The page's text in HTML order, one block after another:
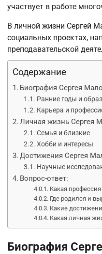
участвует в работе
В личной жизни Сергей
социальных проектах,
преподавательской
Содержание
Биография Сергея
Ранние годы и
Карьера и
Личная жизнь Сергея
Семья и близкие
Хобби и интересы
Достижения Сергея
Научные
Вопрос-ответ:
Какая
Где родился и
Какие
Какая личная
Биография